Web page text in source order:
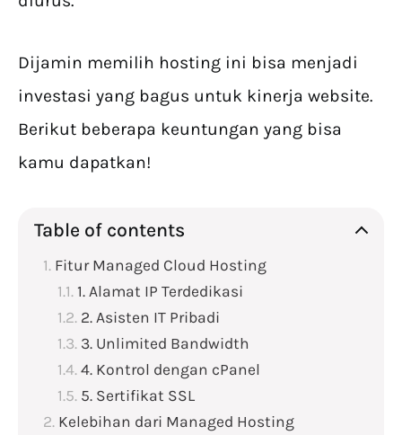
Dijamin memilih hosting ini bisa menjadi
investasi yang bagus untuk kinerja website.
Berikut beberapa keuntungan yang bisa
kamu dapatkan!
Table of contents
Fitur Managed Cloud Hosting
1. Alamat IP Terdedikasi
2. Asisten IT Pribadi
3. Unlimited Bandwidth
4. Kontrol dengan cPanel
5. Sertifikat SSL
Kelebihan dari Managed Hosting